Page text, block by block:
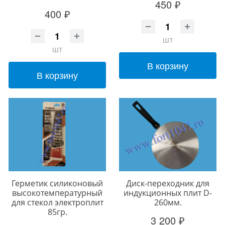
400 ₽
шт
В корзину
450 ₽
шт
В корзину
Герметик силиконовый
высокотемпературный
для стекол электроплит
85гр.
Диск-переходник для
индукционных плит D-
260мм.
3 200 ₽